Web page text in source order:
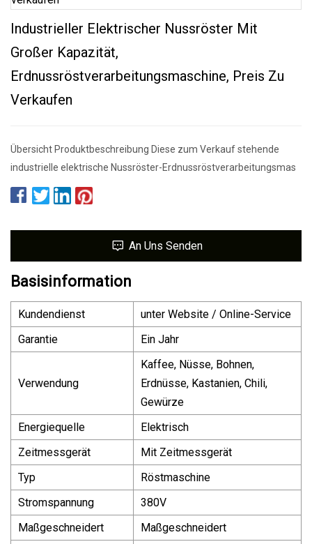
Industrieller Elektrischer Nussröster Mit
Großer Kapazität,
Erdnussröstverarbeitungsmaschine, Preis Zu
Verkaufen
Übersicht Produktbeschreibung Diese zum Verkauf stehende
industrielle elektrische Nussröster-Erdnussröstverarbeitungsmas
An Uns Senden
Basisinformation
Kundendienst
unter Website / Online-Service
Garantie
Ein Jahr
Verwendung
Kaffee, Nüsse, Bohnen,
Erdnüsse, Kastanien, Chili,
Gewürze
Energiequelle
Elektrisch
Zeitmessgerät
Mit Zeitmessgerät
Typ
Röstmaschine
Stromspannung
380V
Maßgeschneidert
Maßgeschneidert